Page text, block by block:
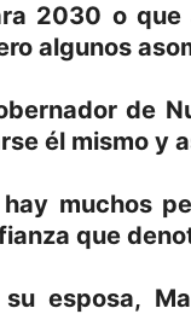
2030 o
algunos
de
él mismo y
muchos
que
esposa,